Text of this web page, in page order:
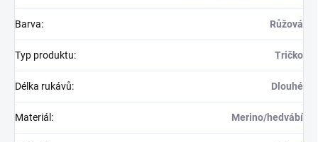
Barva: Růžová
Typ produktu: Tričko
Délka rukávů: Dlouhé
Materiál : Merino/hedvábí